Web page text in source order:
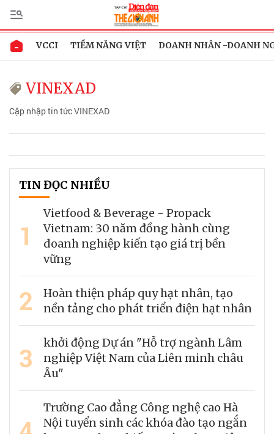
VCCI TIỀM NĂNG VIỆT DOANH NHÂN -DOANH
VINEXAD
Cập nhập tin tức VINEXAD
TIN ĐỌC NHIỀU
1
Vietfood & Beverage - Propack
Vietnam: 30 năm đồng hành cùng
doanh nghiệp kiến tạo giá trị bền
vững
2
Hoàn thiện pháp quy hạt nhân, tạo
nền tảng cho phát triển điện hạt nhân
3
khởi động Dự án "Hỗ trợ ngành Lâm
nghiệp Việt Nam của Liên minh châu
Âu"
Trường Cao đẳng Công nghệ cao Hà
Nội tuyển sinh các khóa đào tạo ngắn